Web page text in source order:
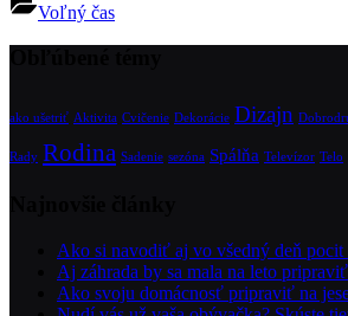
Voľný čas
ako ušetriť Aktivita Cvičenie Dekorácie Dizajn
Rady Rodina Sadenie sezóna Spálňa Televízor Telo
Ako si navodiť aj vo všedný deň
Aj záhrada by sa mala na leto
Ako svoju domácnosť pripraviť na